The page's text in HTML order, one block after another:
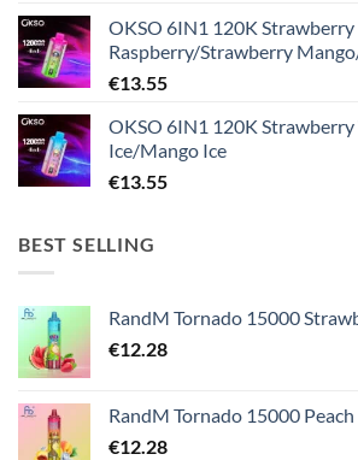
OKSO 6IN1 120K Strawberry
Raspberry/Strawberry
€13.55
OKSO 6IN1 120K
Ice/Mango Ice
€13.55
BEST SELLING
RandM Tornado 15000
€12.28
RandM Tornado 15000 Peach
€12.28